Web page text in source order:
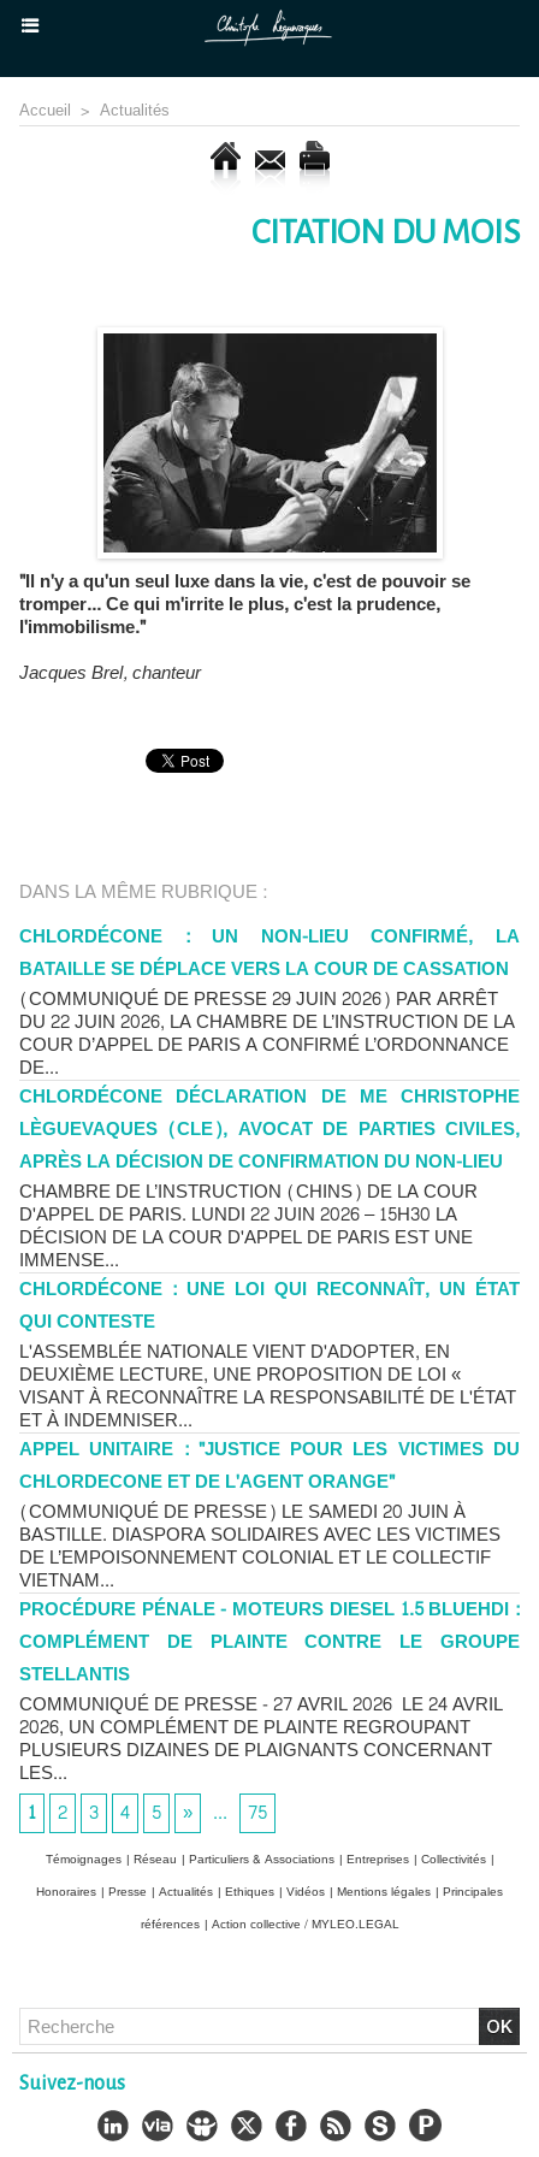
Accueil > Actualités
CITATION DU MOIS
"Il n'y a qu'un seul luxe dans la vie, c'est de pouvoir se
tromper... Ce qui m'irrite le plus, c'est la prudence,
l'immobilisme."
Jacques Brel, chanteur
DANS LA MÊME RUBRIQUE :
CHLORDÉCONE : UN NON-LIEU CONFIRMÉ, LA
BATAILLE SE DÉPLACE VERS LA COUR DE CASSATION
(COMMUNIQUÉ DE PRESSE 29 JUIN 2026) PAR ARRÊT
DU 22 JUIN 2026, LA CHAMBRE DE L’INSTRUCTION DE LA
COUR D’APPEL DE PARIS A CONFIRMÉ L’ORDONNANCE
DE...
CHLORDÉCONE DÉCLARATION DE ME CHRISTOPHE
LÈGUEVAQUES (CLE), AVOCAT DE PARTIES CIVILES,
APRÈS LA DÉCISION DE CONFIRMATION DU NON-LIEU
CHAMBRE DE L’INSTRUCTION (CHINS) DE LA COUR
D'APPEL DE PARIS. LUNDI 22 JUIN 2026 – 15H30 LA
DÉCISION DE LA COUR D'APPEL DE PARIS EST UNE
IMMENSE...
CHLORDÉCONE : UNE LOI QUI RECONNAÎT, UN ÉTAT
QUI CONTESTE
L'ASSEMBLÉE NATIONALE VIENT D'ADOPTER, EN
DEUXIÈME LECTURE, UNE PROPOSITION DE LOI «
VISANT À RECONNAÎTRE LA RESPONSABILITÉ DE L'ÉTAT
ET À INDEMNISER...
APPEL UNITAIRE : "JUSTICE POUR LES VICTIMES DU
CHLORDECONE ET DE L'AGENT ORANGE"
(COMMUNIQUÉ DE PRESSE) LE SAMEDI 20 JUIN À
BASTILLE. DIASPORA SOLIDAIRES AVEC LES VICTIMES
DE L’EMPOISONNEMENT COLONIAL ET LE COLLECTIF
VIETNAM...
PROCÉDURE PÉNALE - MOTEURS DIESEL 1.5 BLUEHDI :
COMPLÉMENT DE PLAINTE CONTRE LE GROUPE
STELLANTIS
COMMUNIQUÉ DE PRESSE - 27 AVRIL 2026 LE 24 AVRIL
2026, UN COMPLÉMENT DE PLAINTE REGROUPANT
PLUSIEURS DIZAINES DE PLAIGNANTS CONCERNANT
LES...
1
2 3 4 5 » ... 75
Témoignages | Réseau | Particuliers & Associations | Entreprises | Collectivités |
Honoraires | Presse | Actualités | Ethiques | Vidéos | Mentions légales | Principales
références | Action collective / MYLEO.LEGAL
Suivez-nous
Chlordécone : un non-lieu confirmé, la bataille se déplace
vers la Cour de cassation
30/06/2026 -Christophe LEGUEVAQUES
CHLORDÉCONE Déclaration de Me Christophe